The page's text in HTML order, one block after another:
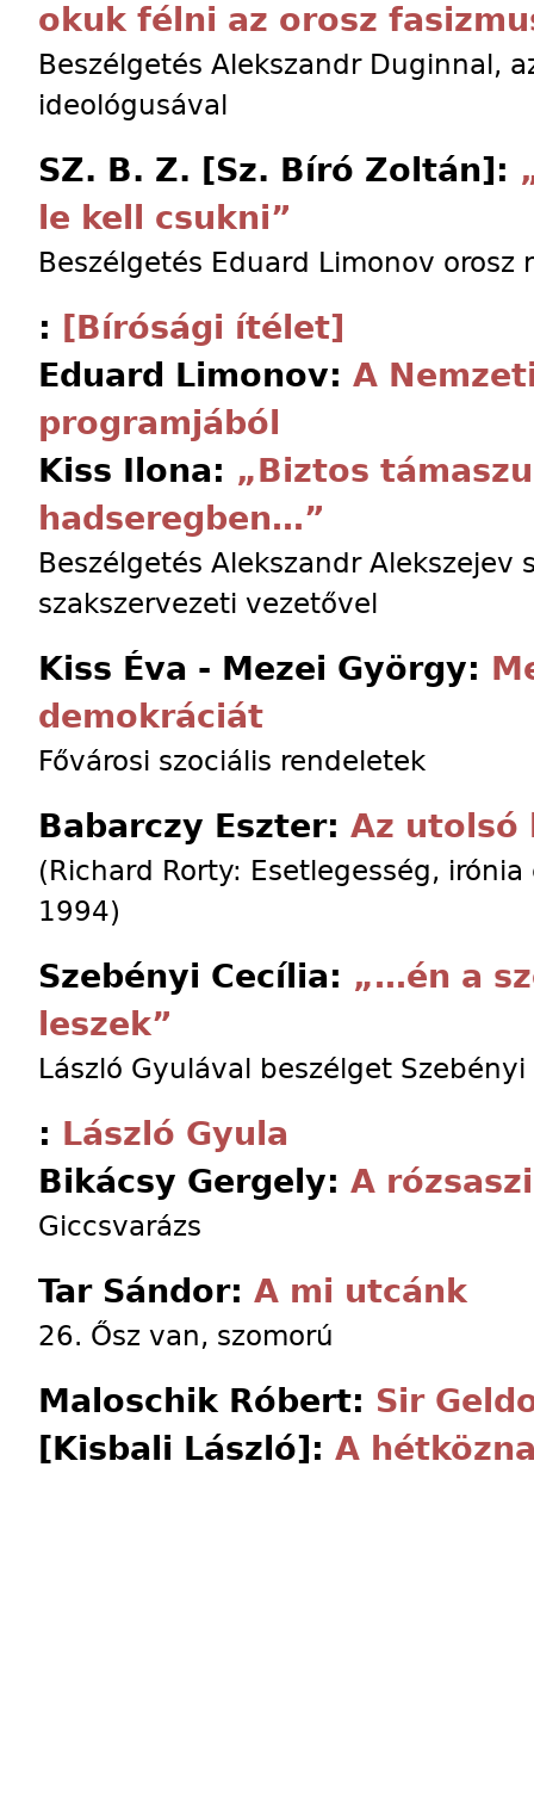
okuk félni az orosz
Beszélgetés Alekszandr Duginnal,
ideológusával
SZ. B. Z. [Sz. Bíró Zoltán]:
le kell csukni”
Beszélgetés Eduard Limonov
: [Bírósági ítélet]
Eduard Limonov: A
programjából
Kiss Ilona: „Biztos
hadseregben…”
Beszélgetés Alekszandr Alekszejev
szakszervezeti vezetővel
Kiss Éva - Mezei György:
demokráciát
Fővárosi szociális rendeletek
Babarczy Eszter: Az utolsó
(Richard Rorty: Esetlegesség,
1994)
Szebényi Cecília: „…én a
leszek”
László Gyulával beszélget Szebényi
: László Gyula
Bikácsy Gergely: A
Giccsvarázs
Tar Sándor: A mi utcánk
26. Ősz van, szomorú
Maloschik Róbert: Sir
[Kisbali László]: A